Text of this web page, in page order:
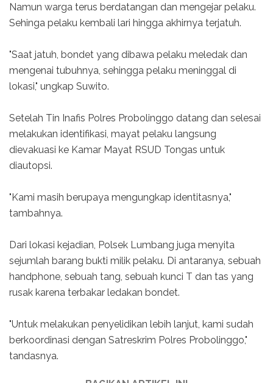
Namun warga terus berdatangan dan mengejar pelaku.
Sehinga pelaku kembali lari hingga akhirnya terjatuh.
"Saat jatuh, bondet yang dibawa pelaku meledak dan
mengenai tubuhnya, sehingga pelaku meninggal di
lokasi," ungkap Suwito.
Setelah Tin Inafis Polres Probolinggo datang dan selesai
melakukan identifikasi, mayat pelaku langsung
dievakuasi ke Kamar Mayat RSUD Tongas untuk
diautopsi.
"Kami masih berupaya mengungkap identitasnya,"
tambahnya.
Dari lokasi kejadian, Polsek Lumbang juga menyita
sejumlah barang bukti milik pelaku. Di antaranya, sebuah
handphone, sebuah tang, sebuah kunci T dan tas yang
rusak karena terbakar ledakan bondet.
"Untuk melakukan penyelidikan lebih lanjut, kami sudah
berkoordinasi dengan Satreskrim Polres Probolinggo,"
tandasnya.